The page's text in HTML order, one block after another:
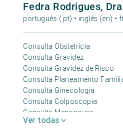
Fedra Rodrigues,
português ( pt) • inglês (en) •
Consulta Obstetrícia
Consulta Gravidez
Consulta Gravidez de Risco
Consulta Planeamento
Consulta Ginecologia
Consulta Colposcopia
Consulta Menopausa
Consulta Mama/senologia
Ver todas